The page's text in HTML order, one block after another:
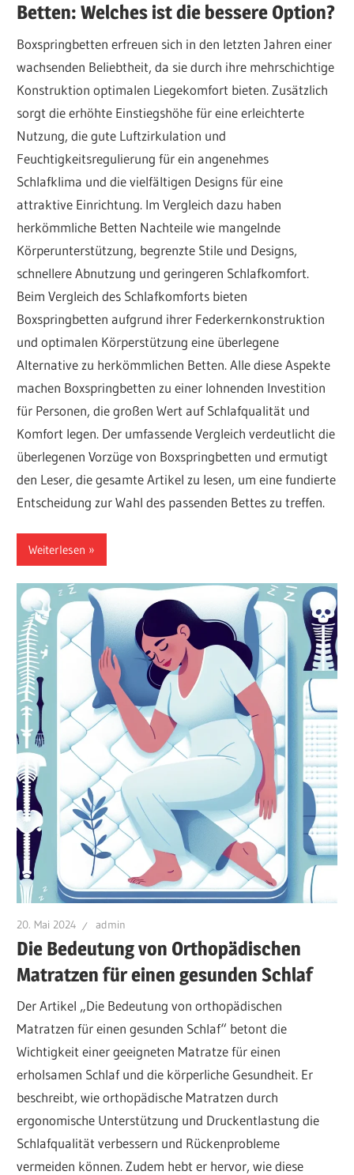
Betten: Welches ist die bessere Option?
Boxspringbetten erfreuen sich in den letzten Jahren einer
wachsenden Beliebtheit, da sie durch ihre mehrschichtige
Konstruktion optimalen Liegekomfort bieten. Zusätzlich
sorgt die erhöhte Einstiegshöhe für eine erleichterte
Nutzung, die gute Luftzirkulation und
Feuchtigkeitsregulierung für ein angenehmes
Schlafklima und die vielfältigen Designs für eine
attraktive Einrichtung. Im Vergleich dazu haben
herkömmliche Betten Nachteile wie mangelnde
Körperunterstützung, begrenzte Stile und Designs,
schnellere Abnutzung und geringeren Schlafkomfort.
Beim Vergleich des Schlafkomforts bieten
Boxspringbetten aufgrund ihrer Federkernkonstruktion
und optimalen Körperstützung eine überlegene
Alternative zu herkömmlichen Betten. Alle diese Aspekte
machen Boxspringbetten zu einer lohnenden Investition
für Personen, die großen Wert auf Schlafqualität und
Komfort legen. Der umfassende Vergleich verdeutlicht die
überlegenen Vorzüge von Boxspringbetten und ermutigt
den Leser, die gesamte Artikel zu lesen, um eine fundierte
Entscheidung zur Wahl des passenden Bettes zu treffen.
Weiterlesen
20. Mai 2024 admin
Die Bedeutung von Orthopädischen
Matratzen für einen gesunden Schlaf
Der Artikel „Die Bedeutung von orthopädischen
Matratzen für einen gesunden Schlaf“ betont die
Wichtigkeit einer geeigneten Matratze für einen
erholsamen Schlaf und die körperliche Gesundheit. Er
beschreibt, wie orthopädische Matratzen durch
ergonomische Unterstützung und Druckentlastung die
Schlafqualität verbessern und Rückenprobleme
vermeiden können. Zudem hebt er hervor, wie diese